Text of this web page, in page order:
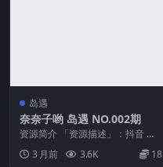
岛遇
奈奈子哟 岛遇 NO.002期
资源简介 「资源描述」：抖音 奈
奈子哟 岛遇 NO.002期 【43P9V】
「...3 月前 3.6K 18